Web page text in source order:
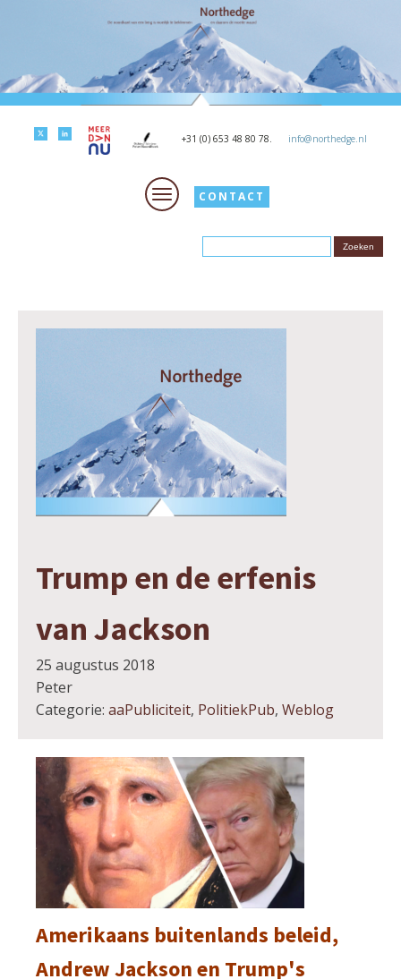
+31 (0) 653 48 80 78. info@northedge.nl
CONTACT
Trump en de erfenis
van Jackson
25 augustus 2018
Peter
Categorie: aaPubliciteit, PolitiekPub, Weblog
Amerikaans buitenlands beleid,
Andrew Jackson en Trump's